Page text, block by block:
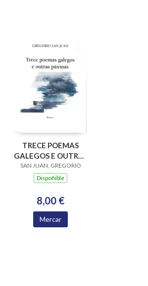
TRECE POEMAS
GALEGOS E OUTRAS
PAXINAS
SAN JUAN, GREGORIO
Dispoñible
8,00 €
Mercar